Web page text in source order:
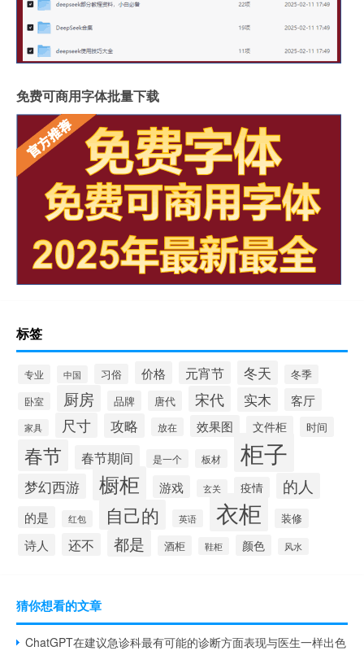
免费可商用字体批量下载
标签
专业 中国 习俗 价格 元宵节 冬天 冬季
卧室 厨房 品牌 唐代 宋代 实木 客厅
家具 尺寸 攻略 放在 效果图 文件柜 时间
春节 春节期间 是一个 板材 柜子
梦幻西游 橱柜 游戏 玄关 疫情 的人
的是 红包 自己的 英语 衣柜 装修
诗人 还不 都是 酒柜 鞋柜 颜色 风水
猜你想看的文章
ChatGPT在建议急诊科最有可能的诊断方面表现与医生一样出色